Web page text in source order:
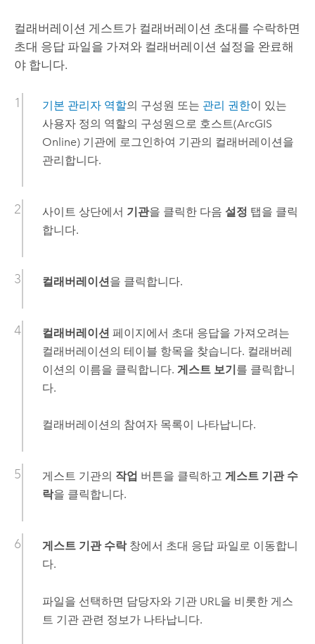
컬래버레이션 게스트가 컬래버레이션 초대를 수락하면
초대 응답 파일을 가져와 컬래버레이션 설정을 완료해
야 합니다.
기본 관리자 역할의 구성원 또는 관리 권한이 있는
사용자 정의 역할의 구성원으로 호스트(ArcGIS
Online) 기관에 로그인하여 기관의 컬래버레이션을
관리합니다.
사이트 상단에서 기관을 클릭한 다음 설정 탭을 클릭
합니다.
컬래버레이션을 클릭합니다.
컬래버레이션 페이지에서 초대 응답을 가져오려는
컬래버레이션의 테이블 항목을 찾습니다. 컬래버레
이션의 이름을 클릭합니다. 게스트 보기를 클릭합니
다.
컬래버레이션의 참여자 목록이 나타납니다.
게스트 기관의 작업 버튼을 클릭하고 게스트 기관 수
락을 클릭합니다.
게스트 기관 수락창에서 초대 응답 파일로 이동합니
다.
파일을 선택하면 담당자와 기관 URL을 비롯한 게스
트 기관 관련 정보가 나타납니다.